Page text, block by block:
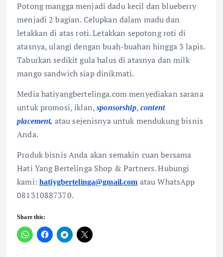
Potong mangga menjadi dadu kecil dan blueberry
menjadi 2 bagian. Celupkan dalam madu dan
letakkan di atas roti. Letakkan sepotong roti di
atasnya, ulangi dengan buah-buahan hingga 3 lapis.
Taburkan sedikit gula halus di atasnya dan milk
mango sandwich siap dinikmati.
Media hatiyangbertelinga.com menyediakan sarana
untuk promosi, iklan,sponsorship,content
placement, atau sejenisnya untuk mendukung bisnis
Anda.
Produk bisnis Anda akan semakin cuan bersama
Hati Yang Bertelinga Shop & Partners. Hubungi
kami: hatiygbertelinga@gmail.com atau WhatsApp
081310887370.
Share this: